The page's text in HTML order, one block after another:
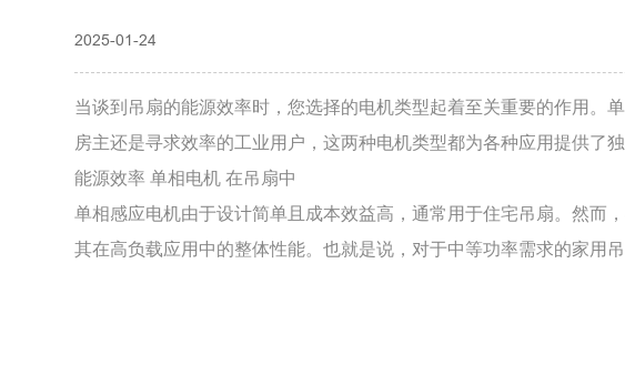
2025-01-24
当谈到吊扇的能源效率时，您选择的电机类型起着至关重要的作用。
房主还是寻求效率的工业用户，这两种电机类型都为各种应用提供了独
能源效率单相电机在吊扇中
单相感应电机由于设计简单且成本效益高，通常用于住宅吊扇。然而
其在高负载应用中的整体性能。也就是说，对于中等功率需求的家用